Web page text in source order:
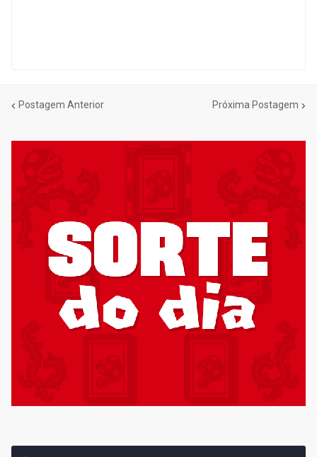
Postagem Anterior Próxima Postagem